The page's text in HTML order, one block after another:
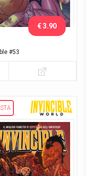
#53
€ 3.90